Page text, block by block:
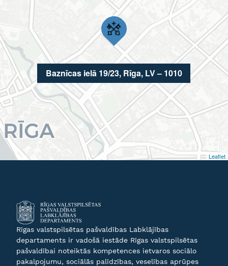
Baznīcas ielā 19/23, Rīga, LV – 1010
Leaflet
Rīgas valstspilsētas pašvaldības Labklājības
departaments ir vadošā iestāde Rīgas valstspilsētas
pašvaldībai noteiktās kompetences ietvaros sociālo
pakalpojumu, sociālās palīdzības, veselības aprūpes